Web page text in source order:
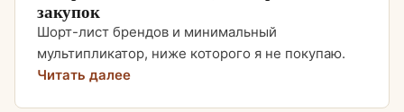
закупок
Шорт-лист брендов и минимальный
мультипликатор, ниже которого я не покупаю.
Читать далее